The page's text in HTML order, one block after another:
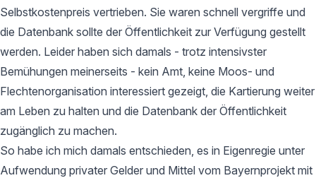
Selbstkostenpreis vertrieben. Sie waren schnell vergriffe und
die Datenbank sollte der Öffentlichkeit zur Verfügung gestellt
werden. Leider haben sich damals - trotz intensivster
Bemühungen meinerseits - kein Amt, keine Moos- und
Flechtenorganisation interessiert gezeigt, die Kartierung weiter
am Leben zu halten und die Datenbank der Öffentlichkeit
zugänglich zu machen.
So habe ich mich damals entschieden, es in Eigenregie unter
Aufwendung privater Gelder und Mittel vom Bayernprojekt mit